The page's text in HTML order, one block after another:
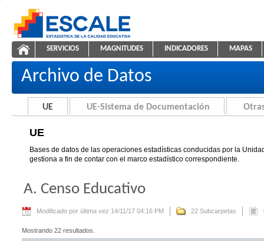
ESCALE - Unidad de Estadística Educativa
UE
NAVEGACIÓN
SERVICIOS MAGNITUDES INDICADORES MAPAS
Archivo de Datos
UE UE-Sistema de Documentación
UE
Bases de datos de las operaciones estadísticas conducidas por la
gestiona a fin de contar con el marco estadístico correspondiente.
A. Censo Educativo
Modificado por última vez 14/11/17 04:16 PM 22 Subcarpetas
Mostrando 22 resultados.